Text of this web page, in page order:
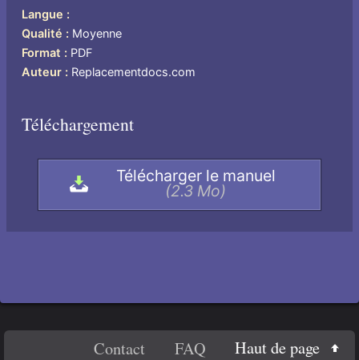
Langue
US
Qualité
Moyenne
Format
PDF
Auteur
Replacementdocs.com
Téléchargement
Télécharger le manuel
(2.3 Mo)
Contact FAQ Haut de page